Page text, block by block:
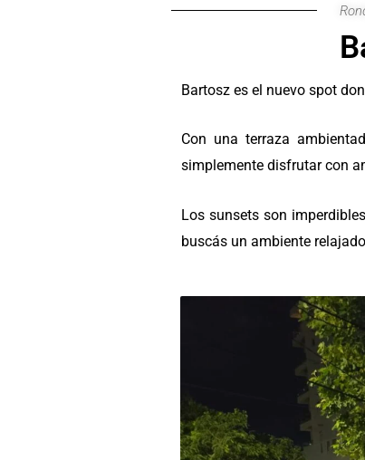
Bartosz es el nuevo spot
Con una terraza
simplemente disfrutar con
Los sunsets son
buscás un ambiente